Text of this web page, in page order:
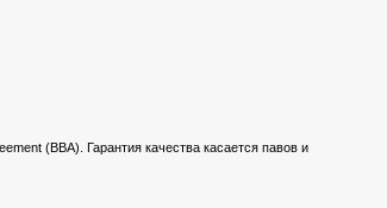
(BBA). Гарантия качества касается павов и